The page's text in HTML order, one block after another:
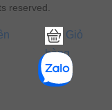
reserved.
Giỏ
hàng